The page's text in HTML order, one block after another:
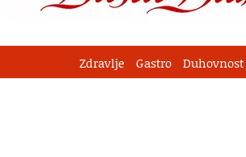
Zdravlje Gastro Duhovnost